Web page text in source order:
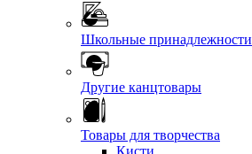
Школьные принадлежности
Другие канцтовары
Товары для творчества
Кисти